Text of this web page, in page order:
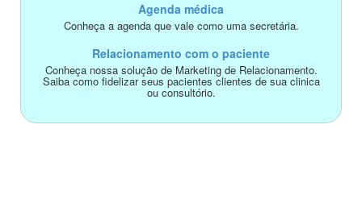
Agenda médica
Conheça a agenda que vale como uma secretária.
Relacionamento com o paciente
Conheça nossa solução de Marketing de Relacionamento.
Saiba como fidelizar seus pacientes clientes de sua clinica
ou consultório.